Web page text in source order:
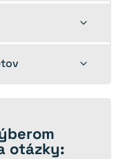
Toggle
Toggle
otázky: